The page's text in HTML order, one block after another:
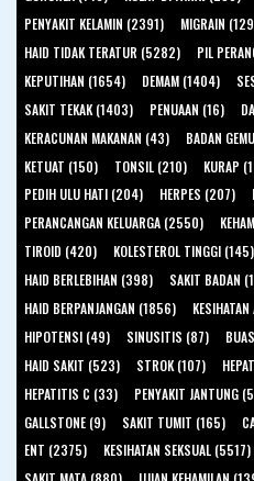
PENYAKIT KELAMIN (2391)
MIGRAIN
HAID TIDAK TERATUR (5282)
PIL
KEPUTIHAN (1654)
DEMAM (1404)
SAKIT TEKAK (1403)
PENUAAN (16)
KERACUNAN MAKANAN (43)
BADAN
KETUAT (150)
TONSIL (210) KURAP
PEDIH ULU HATI (204)
HERPES (207)
PERANCANGAN KELUARGA (2550)
TIROID (420)
KOLESTEROL TINGGI (145)
HAID BERLEBIHAN (398)
SAKIT BADAN
HAID BERPANJANGAN (1856)
HIPOTENSI (49)
SINUSITIS (87)
HAID SAKIT (523)
STROK (107)
HEPATITIS C (33)
PENYAKIT JANTUNG
GALLSTONE (9)
SAKIT TUMIT (165)
ENT (2375)
KESIHATAN SEKSUAL (5517)